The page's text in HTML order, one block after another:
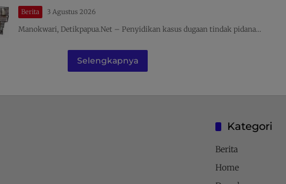
Berita 3 Agustus 2026
Manokwari, Detikpapua.Net – Penyidikan kasus dugaan tindak pidana…
Selengkapnya
Kategori
Berita
Home